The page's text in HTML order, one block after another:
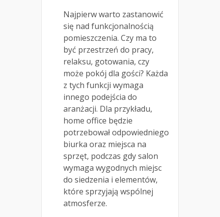
Najpierw warto zastanowić
się nad funkcjonalnością
pomieszczenia. Czy ma to
być przestrzeń do pracy,
relaksu, gotowania, czy
może pokój dla gości? Każda
z tych funkcji wymaga
innego podejścia do
aranżacji. Dla przykładu,
home office będzie
potrzebował odpowiedniego
biurka oraz miejsca na
sprzęt, podczas gdy salon
wymaga wygodnych miejsc
do siedzenia i elementów,
które sprzyjają wspólnej
atmosferze.